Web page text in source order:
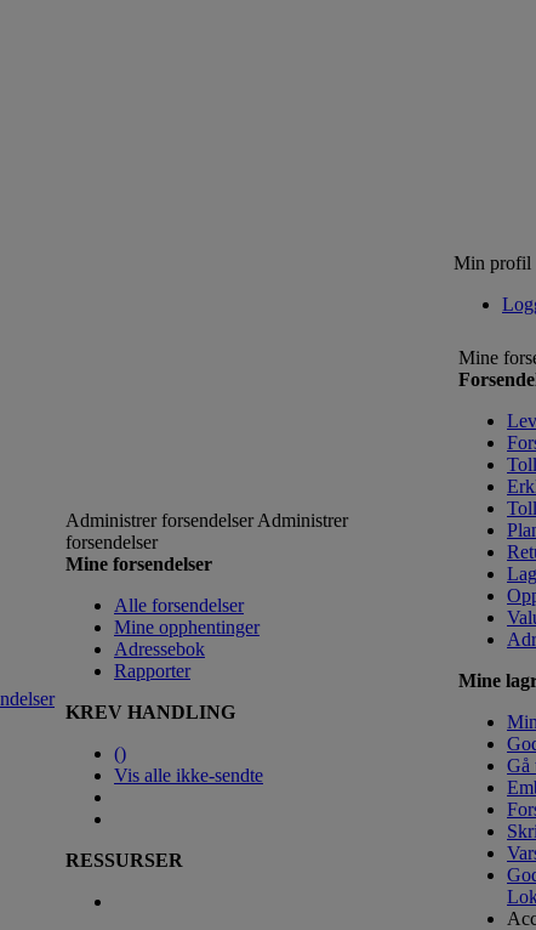
Min profil
Administrer forsendelserAdministrer
forsendelser
Mine forsendelser
Alle forsendelser
Mine opphentinger
Adressebok
Rapporter
KREV HANDLING
()
Vis alle ikke-sendte
RESSURSER
Mine
Mine
Gå